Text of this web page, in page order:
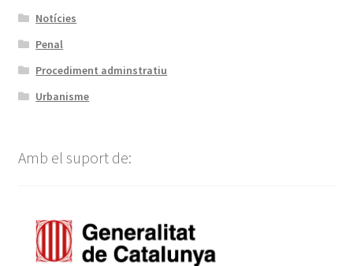
Notícies
Penal
Procediment adminstratiu
Urbanisme
Amb el suport de: